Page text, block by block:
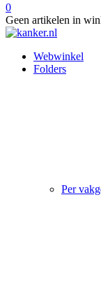
0
Geen artikelen in
Webwinkel
Folders
Per